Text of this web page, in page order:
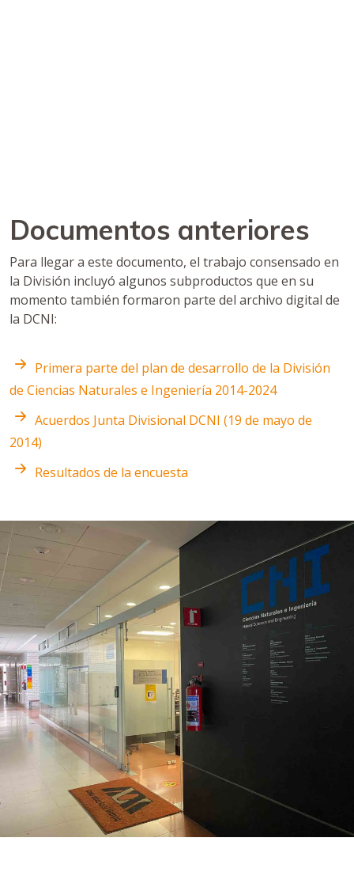
Documentos anteriores
Para llegar a este documento, el trabajo consensado en
la División incluyó algunos subproductos que en su
momento también formaron parte del archivo digital de
la DCNI:
Primera parte del plan de desarrollo de la División
de Ciencias Naturales e Ingeniería 2014-2024
Acuerdos Junta Divisional DCNI (19 de mayo de
2014)
Resultados de la encuesta